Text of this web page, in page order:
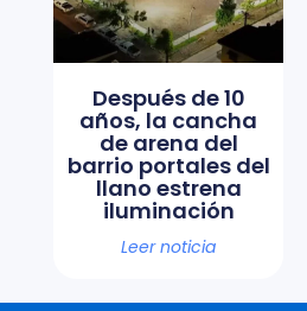
Después de 10
años, la cancha
de arena del
barrio portales del
llano estrena
iluminación
Leer noticia